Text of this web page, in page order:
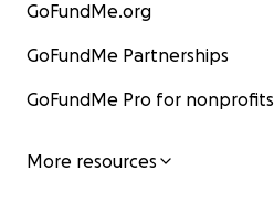
GoFundMe.org
GoFundMe Partnerships
GoFundMe Pro for nonprofits
More resources